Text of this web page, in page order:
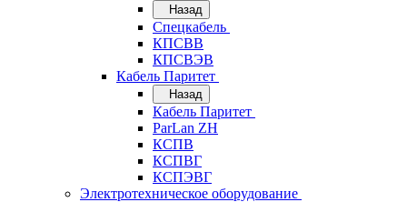
Назад
Спецкабель
КПСВВ
КПСВЭВ
Кабель Паритет
Назад
Кабель Паритет
ParLan ZH
КСПВ
КСПВГ
КСПЭВГ
Электротехническое оборудование